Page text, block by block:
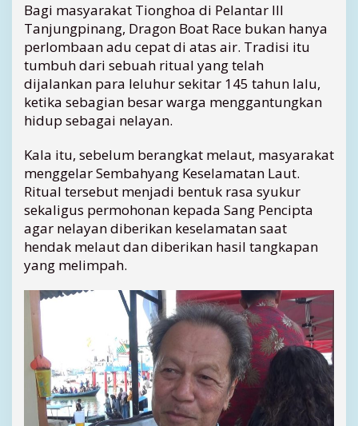
p
i
n
a
n
g
M
y
i
m
p
a
n
r
i
s
n
L
e
l
u
Bagi masyarakat Tionghoa di Pelantar III
Tanjungpinang, Dragon Boat Race bukan hanya
perlombaan adu cepat di atas air. Tradisi itu
tumbuh dari sebuah ritual yang telah
dijalankan para leluhur sekitar 145 tahun lalu,
ketika sebagian besar warga menggantungkan
hidup sebagai nelayan.
Kala itu, sebelum berangkat melaut, masyarakat
menggelar Sembahyang Keselamatan Laut.
Ritual tersebut menjadi bentuk rasa syukur
sekaligus permohonan kepada Sang Pencipta
agar nelayan diberikan keselamatan saat
hendak melaut dan diberikan hasil tangkapan
yang melimpah.